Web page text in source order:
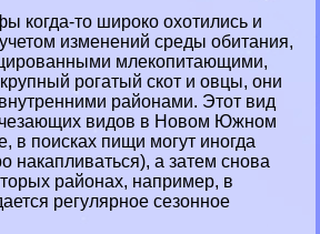
когда-то широко охотились и
изменений среды обитания,
млекопитающими,
рогатый скот и овцы, они
районами. Этот вид
видов в Новом Южном
в поисках пищи могут иногда
накапливаться), а затем снова
районах, например, в
регулярное сезонное